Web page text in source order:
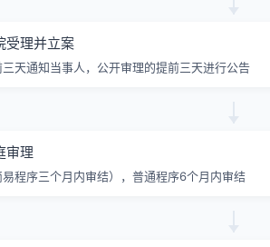
受理并立案
三天通知当事人，公开审理的提前三天进行公告
审理
易程序三个月内审结），普通程序6个月内审结